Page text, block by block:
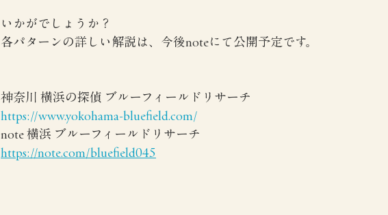
いかがでしょうか？
各パターンの詳しい解説は、今後noteにて公開予定です。
神奈川 横浜の探偵 ブルーフィールドリサーチ
https://www.yokohama-bluefield.com/
note 横浜 ブルーフィールドリサーチ
https://note.com/bluefield045